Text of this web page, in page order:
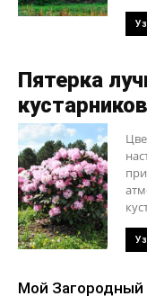
Пятерка
Мой